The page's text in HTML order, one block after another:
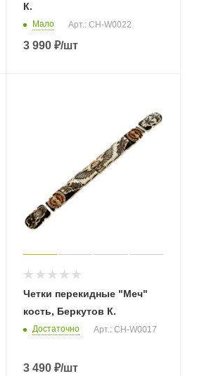
К.
Мало Арт.: CH-W0022
3 990₽/шт
Четки перекидные "Меч"
кость, Беркутов К.
Достаточно Арт.: CH-W0017
3 490₽/шт